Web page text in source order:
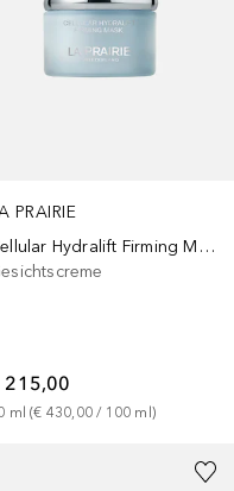
PRAIRIE
Cellular Hydralift Firming Mask
215,00
ml (€ 430,00 / 100 ml )